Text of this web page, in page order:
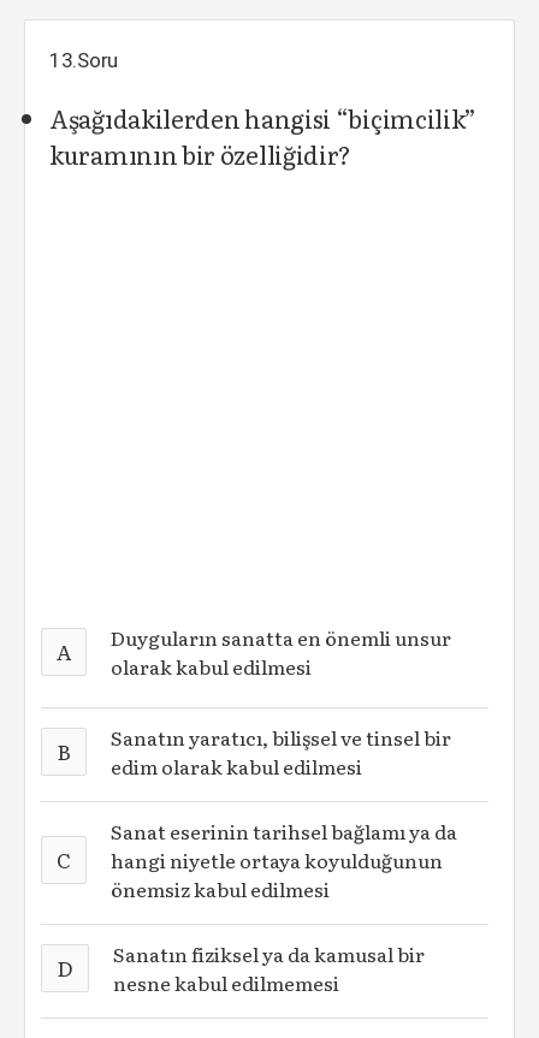
13.Soru
Aşağıdakilerden hangisi “biçimcilik”
kuramının bir özelliğidir?
A
Duyguların sanatta en önemli unsur
olarak kabul edilmesi
B
Sanatın yaratıcı, bilişsel ve tinsel bir
edim olarak kabul edilmesi
C
Sanat eserinin tarihsel bağlamı ya da
hangi niyetle ortaya koyulduğunun
önemsiz kabul edilmesi
D
Sanatın fiziksel ya da kamusal bir
nesne kabul edilmemesi